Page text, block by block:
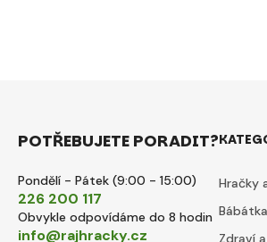
POTŘEBUJETE PORADIT?
Pondělí - Pátek (9:00 - 15:00)
226 200 117
Obvykle odpovídáme do 8 hodin
info@rajhracky.cz
Hračky
Zdraví